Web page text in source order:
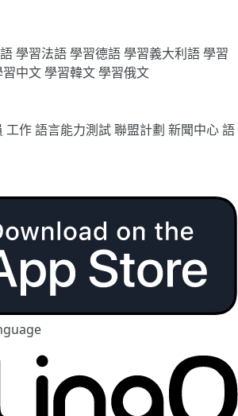
學習法語學習德語學習義大利語學習
習中文學習韓文學習俄文
工作語言能力測試聯盟計劃 新聞中心語